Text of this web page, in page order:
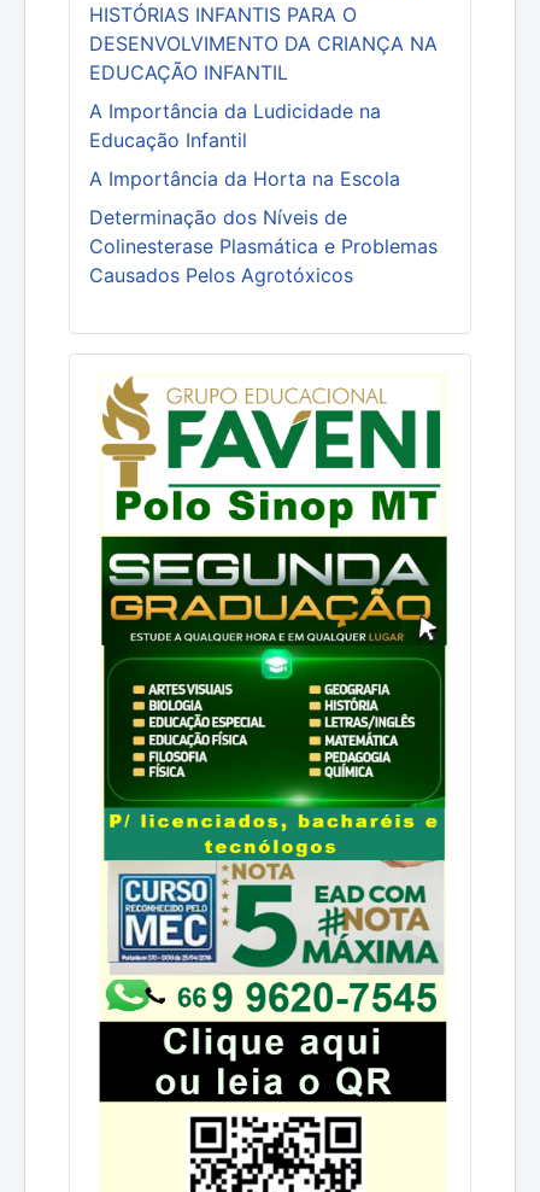
HISTÓRIAS INFANTIS PARA O
DESENVOLVIMENTO DA CRIANÇA NA
EDUCAÇÃO INFANTIL
A Importância da Ludicidade na
Educação Infantil
A Importância da Horta na Escola
Determinação dos Níveis de
Colinesterase Plasmática e Problemas
Causados Pelos Agrotóxicos